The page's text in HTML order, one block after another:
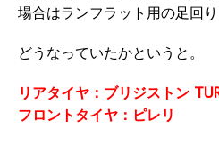
場合はランフラット用の足回り
どうなっていたかというと。
リアタイヤ：ブリジストン
フロントタイヤ：ピレリ